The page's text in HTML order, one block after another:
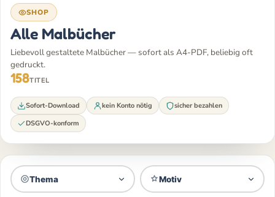
SHOP
Alle Malbücher
Liebevoll gestaltete Malbücher — sofort als A4-PDF, beliebig oft
gedruckt.
158TITEL
Sofort-Download kein Konto nötig
sicher bezahlen
DSGVO-konform
Thema Motiv